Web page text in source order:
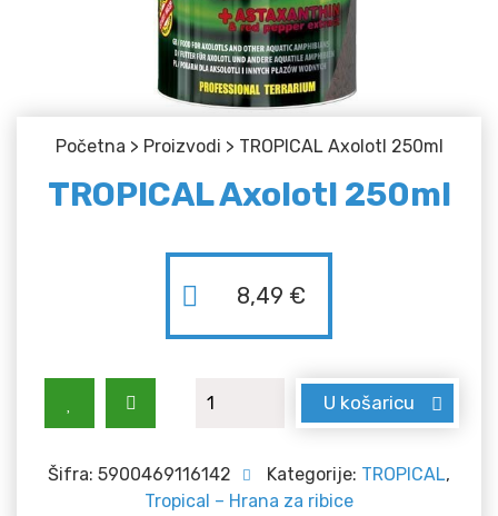
Početna > Proizvodi > TROPICAL Axolotl 250ml
TROPICAL Axolotl 250ml
8,49 €
TROPICAL Axolotl 250ml količina
U košaricu
Šifra: 5900469116142 Kategorije: TROPICAL,
Tropical – Hrana za ribice